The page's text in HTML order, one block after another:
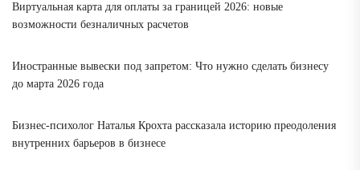
Виртуальная карта для оплаты за границей 2026: новые
возможности безналичных расчетов
Иностранные вывески под запретом: Что нужно сделать бизнесу
до марта 2026 года
Бизнес-психолог Наталья Крохта рассказала историю преодоления
внутренних барьеров в бизнесе